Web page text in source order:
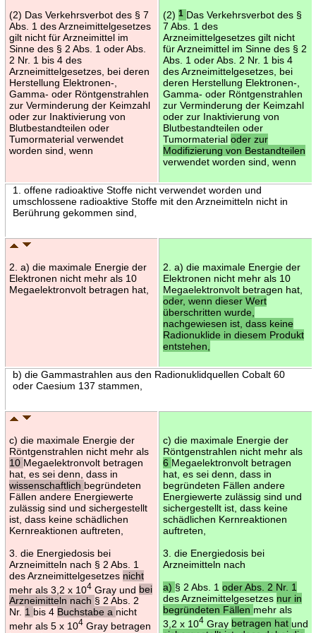
(2) Das Verkehrsverbot des § 7
Abs. 1 des Arzneimittelgesetzes
gilt nicht für Arzneimittel im
Sinne des § 2 Abs. 1 oder Abs.
2 Nr. 1 bis 4 des
Arzneimittelgesetzes, bei deren
Herstellung Elektronen-,
Gamma- oder Röntgenstrahlen
zur Verminderung der Keimzahl
oder zur Inaktivierung von
Blutbestandteilen oder
Tumormaterial verwendet
worden sind, wenn
(2) 1 Das Verkehrsverbot des §
7 Abs. 1 des
Arzneimittelgesetzes gilt nicht
für Arzneimittel im Sinne des § 2
Abs. 1 oder Abs. 2 Nr. 1 bis 4
des Arzneimittelgesetzes, bei
deren Herstellung Elektronen-,
Gamma- oder Röntgenstrahlen
zur Verminderung der Keimzahl
oder zur Inaktivierung von
Blutbestandteilen oder
Tumormaterial oder zur
Modifizierung von Bestandteilen
verwendet worden sind, wenn
1. offene radioaktive Stoffe nicht verwendet worden und
umschlossene radioaktive Stoffe mit den Arzneimitteln nicht in
Berührung gekommen sind,
2. a) die maximale Energie der
Elektronen nicht mehr als 10
Megaelektronvolt betragen hat,
2. a) die maximale Energie der
Elektronen nicht mehr als 10
Megaelektronvolt betragen hat,
oder, wenn dieser Wert
überschritten wurde,
nachgewiesen ist, dass keine
Radionuklide in diesem Produkt
entstehen,
b) die Gammastrahlen aus den Radionuklidquellen Cobalt 60
oder Caesium 137 stammen,
c) die maximale Energie der
Röntgenstrahlen nicht mehr als
10 Megaelektronvolt betragen
hat, es sei denn, dass in
wissenschaftlich begründeten
Fällen andere Energiewerte
zulässig sind und sichergestellt
ist, dass keine schädlichen
Kernreaktionen auftreten,
3. die Energiedosis bei
Arzneimitteln nach § 2 Abs. 1
des Arzneimittelgesetzes nicht
mehr als 3,2 x 104Gray und bei
Arzneimitteln nach § 2 Abs. 2
Nr. 1 bis 4 Buchstabe a nicht
mehr als 5 x 104Gray betragen
c) die maximale Energie der
Röntgenstrahlen nicht mehr als
6 Megaelektronvolt betragen
hat, es sei denn, dass in
begründeten Fällen andere
Energiewerte zulässig sind und
sichergestellt ist, dass keine
schädlichen Kernreaktionen
auftreten,
3. die Energiedosis bei
Arzneimitteln nach
a) § 2 Abs. 1 oder Abs. 2 Nr. 1
des Arzneimittelgesetzes nur in
begründeten Fällen mehr als
3,2 x 104Gray betragen hat und